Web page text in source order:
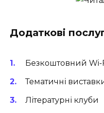
Додаткові
Безкоштовний Wi-
Тематичні
Літературні клуби